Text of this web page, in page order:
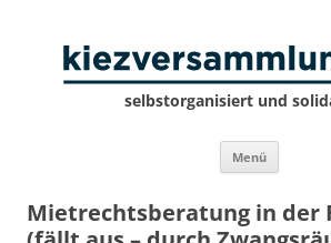
selbstorganisiert und
Menü Zum
Mietrechtsberatung in der